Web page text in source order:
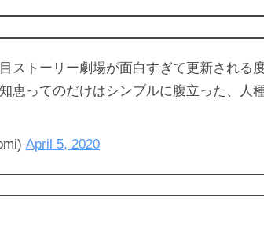
ストーリー劇場が面白すぎて更新される
恵ってのだけはシンプルに腹立った、人
April 5, 2020